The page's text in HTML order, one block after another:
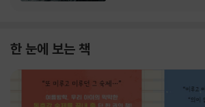
한 눈에 보는 책